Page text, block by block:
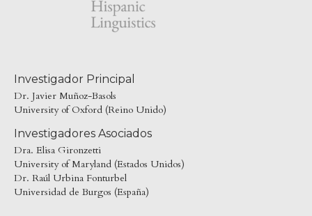
Investigador Principal
Dr. Javier Muñoz-Basols
University of Oxford (Reino Unido)
Investigadores Asociados
Dra. Elisa Gironzetti
University of Maryland (Estados Unidos)
Dr. Raúl Urbina Fonturbel
Universidad de Burgos (España)